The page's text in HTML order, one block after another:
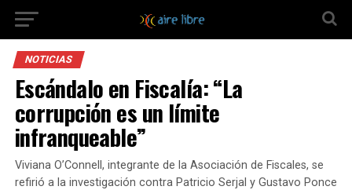
NOTICIAS
Escándalo en Fiscalía: “La
corrupción es un límite
infranqueable”
Viviana O’Connell, integrante de la Asociación de Fiscales, se
refirió a la investigación contra Patricio Serjal y Gustavo Ponce